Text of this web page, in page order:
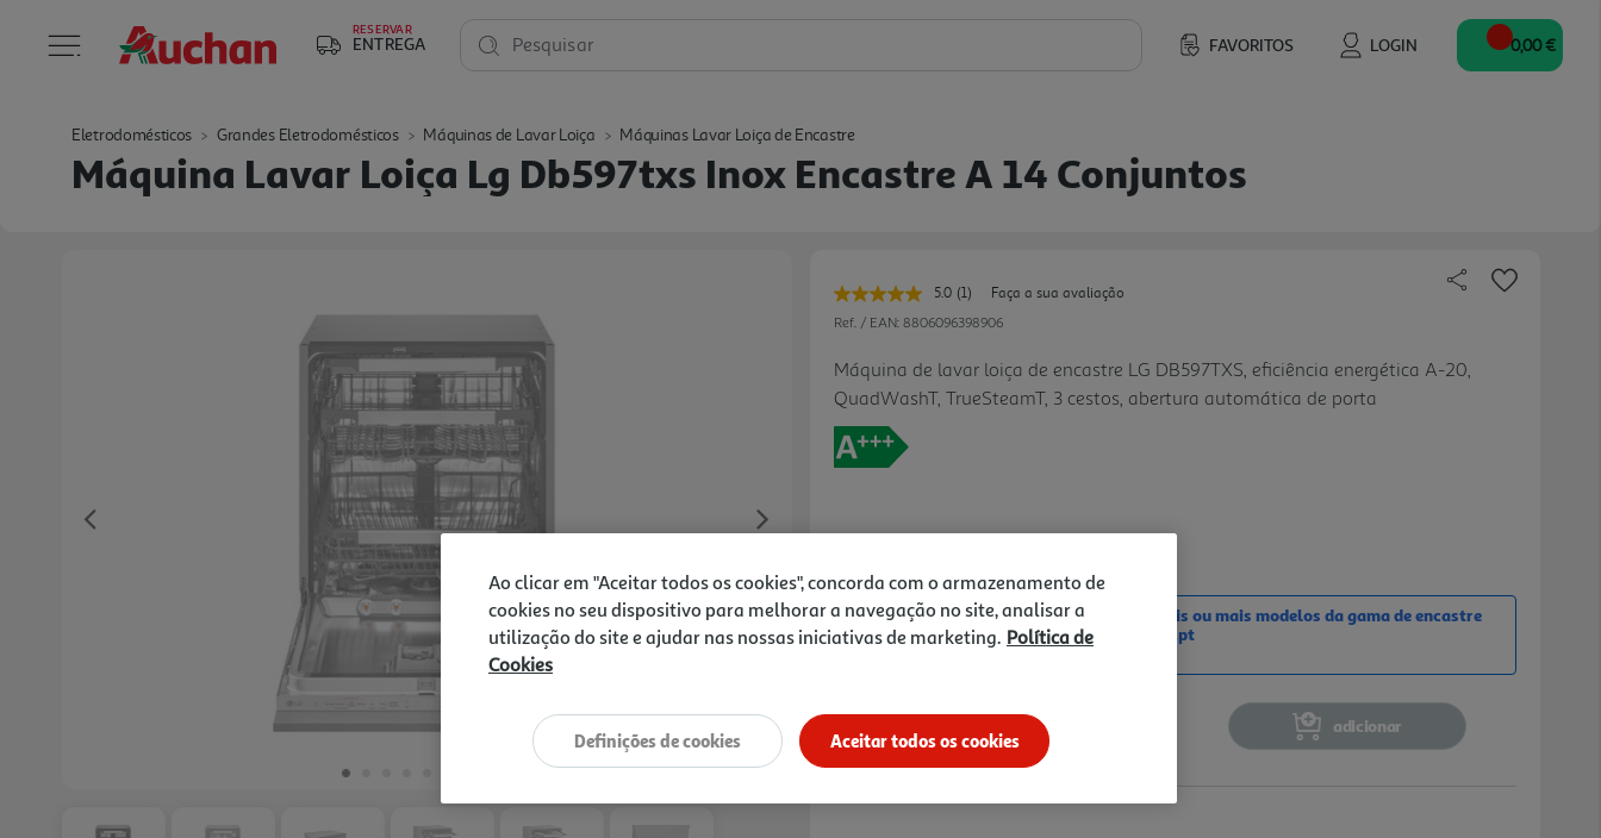
RESERVAR
ENTREGA FAVORITOS LOGIN
Pesquisar 0,00 €
Eletrodomésticos Grandes Eletrodomésticos Máquinas de Lavar Loiça Máquinas Lavar Loiça de Encastre
Máquina Lavar Loiça Lg Db597txs Inox Encastre A 14 Conjuntos
Previous Next
5.0 Leu
uma
Link
para
a
(1)
Faça a sua avaliação
Ref. / EAN: 8806096398906
Máquina de lavar loiça de encastre LG DB597TXS, eficiência energética A-20,
QuadWashT, TrueSteamT, 3 cestos, abertura automática de porta
Oferta até 350€ cashback, na compra de dois ou mais modelos da gama de encastre
LG. Consulte o regulamento em cashbacklg.pt
De 15/6/2026 a 6/9/2026
adicionar
Ao clicar em "Aceitar todos os cookies", concorda com o armazenamento de
cookies no seu dispositivo para melhorar a navegação no site, analisar a
utilização do site e ajudar nas nossas iniciativas de marketing. Política de
Cookies
Aceitar todos os cookies
Definições de cookies